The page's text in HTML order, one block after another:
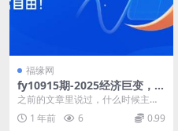
福缘网
fy10915期-2025经济巨变，天
上不会掉钱！一文解读未来风
口，助你实现财富自由！
之前的文章里说过，什么时候主线
来了什么时候接着发文章之前不发
只不过是因为时机未到...
1 年前 6 0.99